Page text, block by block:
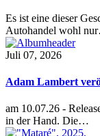
Es ist eine dieser
Autohandel wohl
Juli 07, 2026
Adam Lambert
am 10.07.26 -
in der Hand. Die…